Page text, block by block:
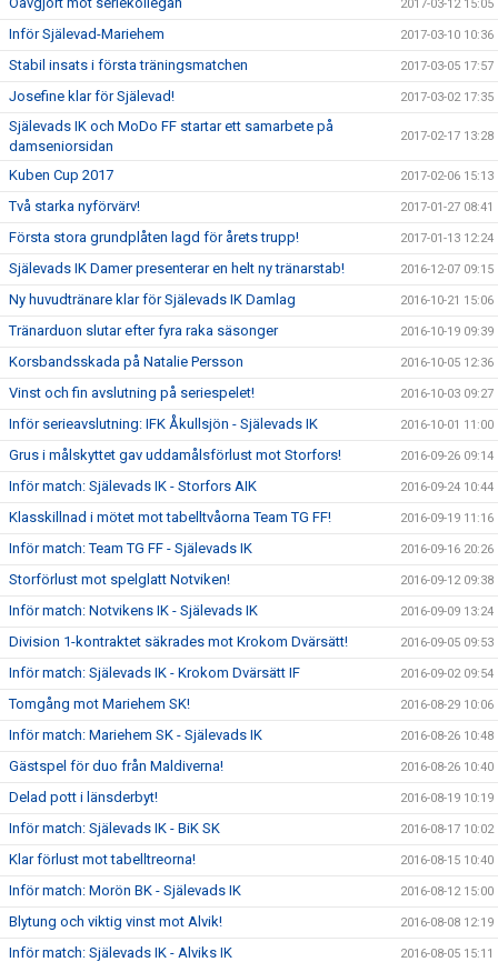
2017-03-12 15:05
Inför Själevad-Mariehem 2017-03-10 10:36
Stabil insats i första träningsmatchen 2017-03-05 17:57
Josefine klar för Själevad! 2017-03-02 17:35
Själevads IK och MoDo FF startar ett samarbete på
damseniorsidan
2017-02-17 13:28
Kuben Cup 2017 2017-02-06 15:13
Två starka nyförvärv! 2017-01-27 08:41
Första stora grundplåten lagd för årets trupp! 2017-01-13 12:24
Själevads IK Damer presenterar en helt ny tränarstab! 2016-12-07 09:15
Ny huvudtränare klar för Själevads IK Damlag 2016-10-21 15:06
Tränarduon slutar efter fyra raka säsonger 2016-10-19 09:39
Korsbandsskada på Natalie Persson 2016-10-05 12:36
Vinst och fin avslutning på seriespelet! 2016-10-03 09:27
Inför serieavslutning: IFK Åkullsjön - Själevads IK 2016-10-01 11:00
Grus i målskyttet gav uddamålsförlust mot Storfors! 2016-09-26 09:14
Inför match: Själevads IK - Storfors AIK 2016-09-24 10:44
Klasskillnad i mötet mot tabelltvåorna Team TG FF! 2016-09-19 11:16
Inför match: Team TG FF - Själevads IK 2016-09-16 20:26
Storförlust mot spelglatt Notviken! 2016-09-12 09:38
Inför match: Notvikens IK - Själevads IK 2016-09-09 13:24
Division 1-kontraktet säkrades mot Krokom Dvärsätt! 2016-09-05 09:53
Inför match: Själevads IK - Krokom Dvärsätt IF 2016-09-02 09:54
Tomgång mot Mariehem SK! 2016-08-29 10:06
Inför match: Mariehem SK - Själevads IK 2016-08-26 10:48
Gästspel för duo från Maldiverna! 2016-08-26 10:40
Delad pott i länsderbyt! 2016-08-19 10:19
Inför match: Själevads IK - BiK SK 2016-08-17 10:02
Klar förlust mot tabelltreorna! 2016-08-15 10:40
Inför match: Morön BK - Själevads IK 2016-08-12 15:00
Blytung och viktig vinst mot Alvik! 2016-08-08 12:19
Inför match: Själevads IK - Alviks IK 2016-08-05 15:11